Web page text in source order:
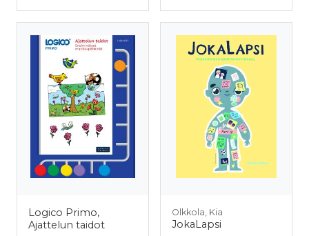
Logico Primo,
Ajattelun taidot
Olkkola, Kia
JokaLapsi